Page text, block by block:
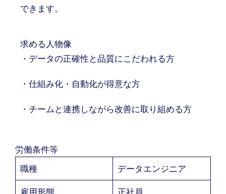
できます。
求める人物像
・データの正確性と品質にこだわれる方
・仕組み化・自動化が得意な方
・チームと連携しながら改善に取り組める方
労働条件等
職種
データエンジニア
雇用形態
正社員